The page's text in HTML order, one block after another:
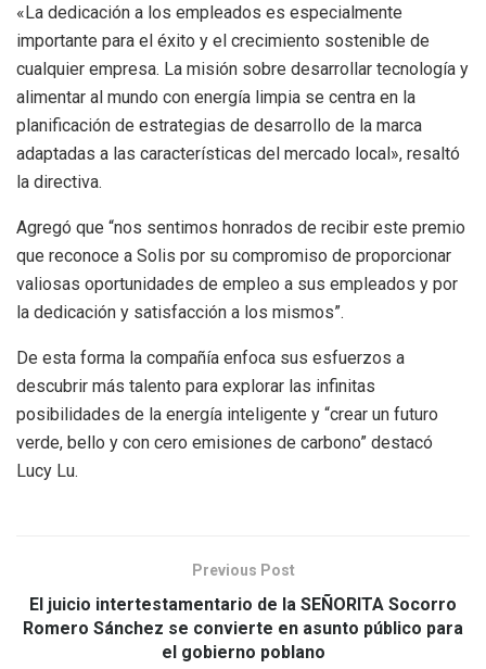
«La dedicación a los empleados es especialmente
importante para el éxito y el crecimiento sostenible de
cualquier empresa. La misión sobre desarrollar tecnología y
alimentar al mundo con energía limpia se centra en la
planificación de estrategias de desarrollo de la marca
adaptadas a las características del mercado local», resaltó
la directiva.
Agregó que “nos sentimos honrados de recibir este premio
que reconoce a Solis por su compromiso de proporcionar
valiosas oportunidades de empleo a sus empleados y por
la dedicación y satisfacción a los mismos”.
De esta forma la compañía enfoca sus esfuerzos a
descubrir más talento para explorar las infinitas
posibilidades de la energía inteligente y “crear un futuro
verde, bello y con cero emisiones de carbono” destacó
Lucy Lu.
Previous Post
El juicio intertestamentario de la SEÑORITA Socorro
Romero Sánchez se convierte en asunto público para
el gobierno poblano